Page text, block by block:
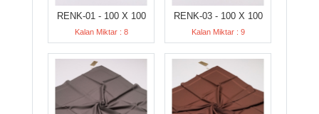
RENK-01 - 100 X 100
Kalan Miktar : 8
RENK-03 - 100 X 100
Kalan Miktar : 9